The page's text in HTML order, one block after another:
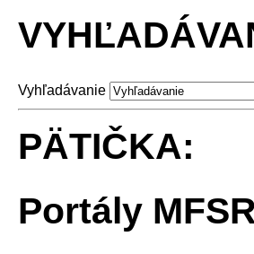
Vyhľadávanie
PÄTIČKA:
Portály MFSR